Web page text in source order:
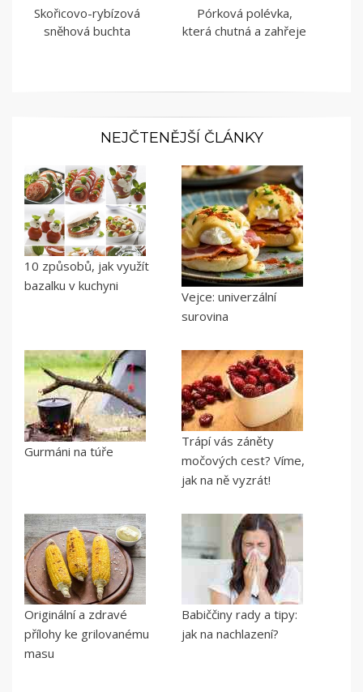
Skořicovo-rybízová
sněhová buchta
Pórková polévka,
která chutná a zahřeje
NEJČTENĚJŠÍ ČLÁNKY
10 způsobů, jak využít
bazalku v kuchyni
Vejce: univerzální
surovina
Gurmáni na túře
Trápí vás záněty
močových cest? Víme,
jak na ně vyzrát!
Originální a zdravé
přílohy ke grilovanému
masu
Babiččiny rady a tipy:
jak na nachlazení?